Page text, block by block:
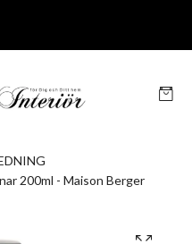
200ml - Maison Berger